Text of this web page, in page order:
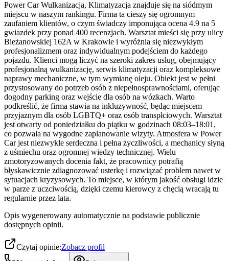
Power Car Wulkanizacja, Klimatyzacja znajduje się na siódmym
miejscu w naszym rankingu. Firma ta cieszy się ogromnym
zaufaniem klientów, o czym świadczy imponująca ocena 4.9 na 5
gwiazdek przy ponad 400 recenzjach. Warsztat mieści się przy ulicy
Bieżanowskiej 162A w Krakowie i wyróżnia się niezwykłym
profesjonalizmem oraz indywidualnym podejściem do każdego
pojazdu. Klienci mogą liczyć na szeroki zakres usług, obejmujący
profesjonalną wulkanizację, serwis klimatyzacji oraz kompleksowe
naprawy mechaniczne, w tym wymianę oleju. Obiekt jest w pełni
przystosowany do potrzeb osób z niepełnosprawnościami, oferując
dogodny parking oraz wejście dla osób na wózkach. Warto
podkreślić, że firma stawia na inkluzywność, będąc miejscem
przyjaznym dla osób LGBTQ+ oraz osób transpłciowych. Warsztat
jest otwarty od poniedziałku do piątku w godzinach 08:03–18:01,
co pozwala na wygodne zaplanowanie wizyty. Atmosfera w Power
Car jest niezwykle serdeczna i pełna życzliwości, a mechanicy słyną
z uśmiechu oraz ogromnej wiedzy technicznej. Wielu
zmotoryzowanych docenia fakt, że pracownicy potrafią
błyskawicznie zdiagnozować usterkę i rozwiązać problem nawet w
sytuacjach kryzysowych. To miejsce, w którym jakość obsługi idzie
w parze z uczciwością, dzięki czemu kierowcy z chęcią wracają tu
regularnie przez lata.
Opis wygenerowany automatycznie na podstawie publicznie
dostępnych opinii.
Czytaj opinie:Zobacz profil